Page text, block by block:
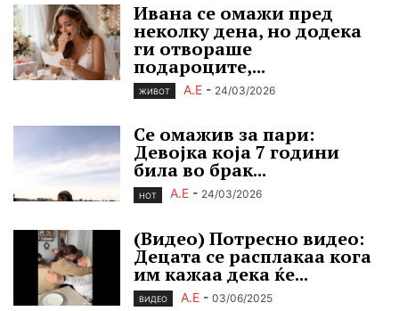
Ивана се омажи пред
неколку дена, но додека
ги отвораше
подароците,...
ЖИВОТ А.Е - 24/03/2026
Се омажив за пари:
Девојка која 7 години
била во брак...
HOT А.Е - 24/03/2026
(Видео) Потресно видео:
Децата се расплакаа кога
им кажаа дека ќе...
ВИДЕО А.Е - 03/06/2025